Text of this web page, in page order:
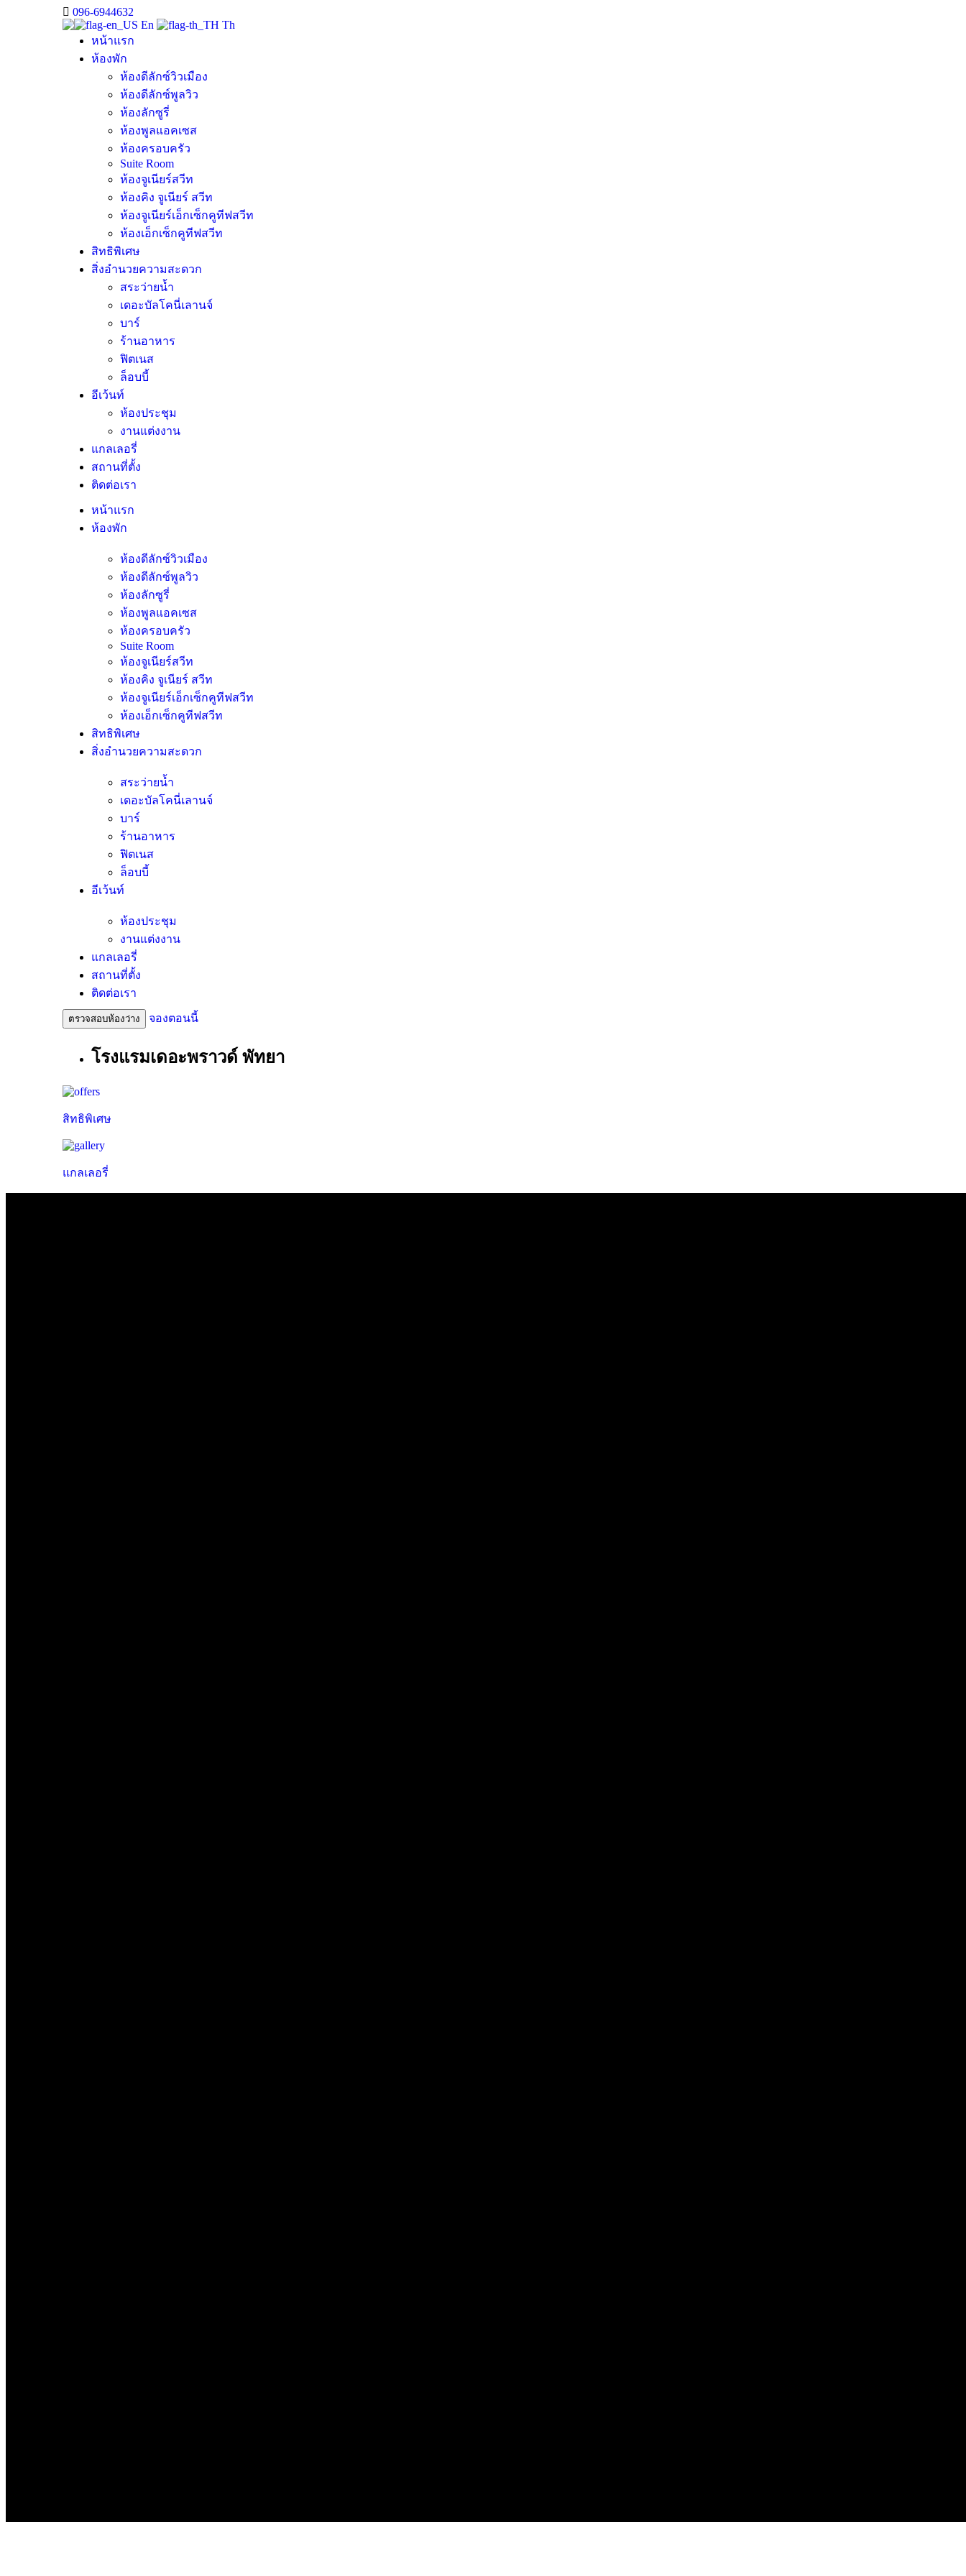
096-6944632
En
Th
หน้าแรก
ห้องพัก
ห้องดีลักซ์วิวเมือง
ห้องดีลักซ์พูลวิว
ห้องลักซูรี่
ห้องพูลแอคเซส
ห้องครอบครัว
Suite Room
ห้องจูเนียร์สวีท
ห้องคิง จูเนียร์ สวีท
ห้องจูเนียร์เอ็กเซ็กคูทีฟสวีท
ห้องเอ็กเซ็กคูทีฟสวีท
สิทธิพิเศษ
สิ่งอำนวยความสะดวก
สระว่ายน้ำ
เดอะบัลโคนี่เลานจ์
บาร์
ร้านอาหาร
ฟิตเนส
ล็อบบี้
อีเว้นท์
ห้องประชุม
งานแต่งงาน
แกลเลอรี่
สถานที่ตั้ง
ติดต่อเรา
หน้าแรก
ห้องพัก
ห้องดีลักซ์วิวเมือง
ห้องดีลักซ์พูลวิว
ห้องลักซูรี่
ห้องพูลแอคเซส
ห้องครอบครัว
Suite Room
ห้องจูเนียร์สวีท
ห้องคิง จูเนียร์ สวีท
ห้องจูเนียร์เอ็กเซ็กคูทีฟสวีท
ห้องเอ็กเซ็กคูทีฟสวีท
สิทธิพิเศษ
สิ่งอำนวยความสะดวก
สระว่ายน้ำ
เดอะบัลโคนี่เลานจ์
บาร์
ร้านอาหาร
ฟิตเนส
ล็อบบี้
อีเว้นท์
ห้องประชุม
งานแต่งงาน
แกลเลอรี่
สถานที่ตั้ง
ติดต่อเรา
ตรวจสอบห้องว่าง จองตอนนี้
โรงแรมเดอะพราวด์ พัทยา
สิทธิพิเศษ
แกลเลอรี่